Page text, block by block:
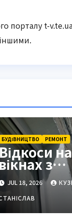
порталу t-
БУДІВНИЦТВО РЕМОНТ
на
вікнах з
як
JUL 18, 2026